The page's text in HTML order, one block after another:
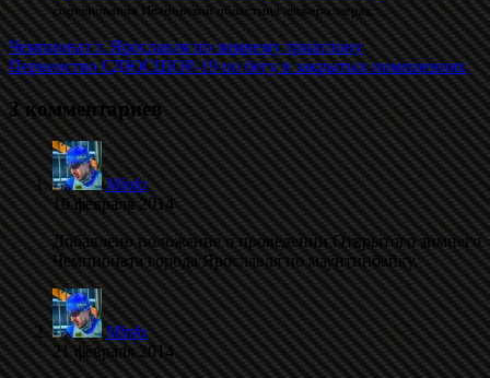
соревнования Ивановской областина лыжероллерах....
Чемпионат г. Ярославля по зимнему триатлону
Первенство СДЮСШОР-19 по бегу в закрытых помещениях
3 комментариев
Minfo
10 февраля 2014
Добавлено положение о проведении Открытого зимнего
Чемпионата города Ярославля по маунтинбайку.
Minfo
21 февраля 2014